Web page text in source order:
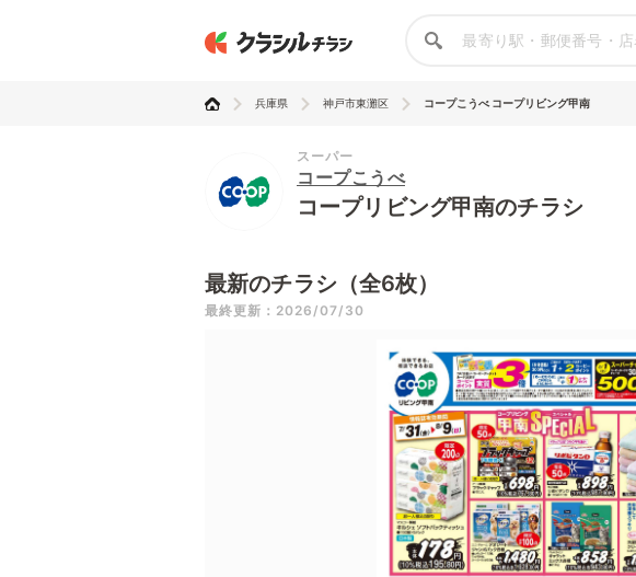
兵庫県 神戸市東灘区 コープこうべ コープリビング甲南
スーパー
コープこうべ
コープリビング甲南のチラシ
最新のチラシ（全6枚）
最終更新：2026/07/30